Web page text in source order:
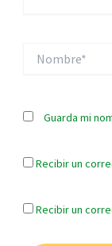
Guarda mi
Recibir un
Recibir un